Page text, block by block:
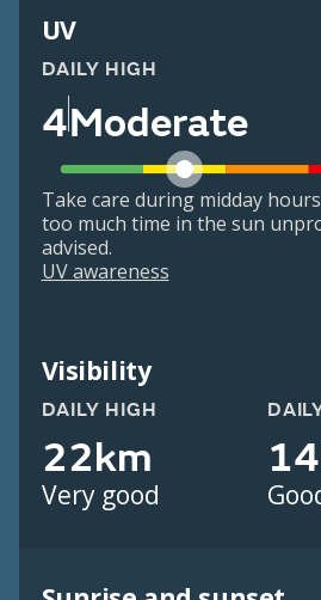
UV
DAILY HIGH
4Moderate
Take care during midday
too much time in the sun
advised.
UV awareness
Visibility
DAILY HIGH
22km
Very good